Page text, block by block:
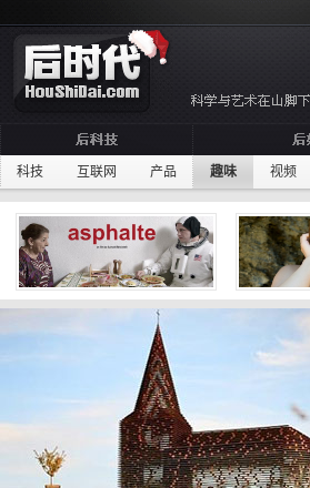
科技 互联网 产品 趣味 视频